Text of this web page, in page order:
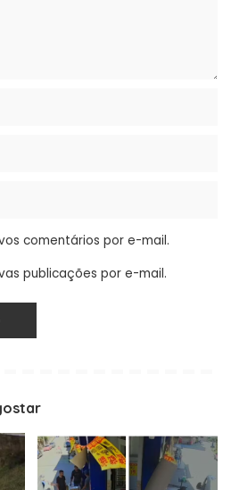
comentários por e-mail.
publicações por e-mail.